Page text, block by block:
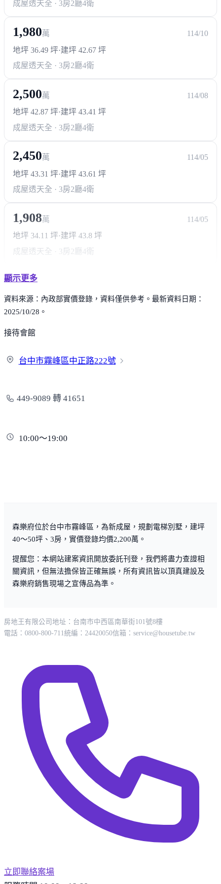
成屋透天全 · 3房2廳4衛
1,980萬
114/10
地坪 36.49 坪·建坪 42.67 坪
成屋透天全 · 3房2廳4衛
2,500萬
114/08
地坪 42.87 坪·建坪 43.41 坪
成屋透天全 · 3房2廳4衛
2,450萬
114/05
地坪 43.31 坪·建坪 43.61 坪
成屋透天全 · 3房2廳4衛
1,908萬
114/05
地坪 34.11 坪·建坪 43.8 坪
成屋透天全 · 3房2廳4衛
顯示更多
資料來源：內政部實價登錄，資料僅供參考。最新資料日期：
2025/10/28。
接待會館
台中市霧峰區中正路222號
449-9089 轉 41651
10:00～19:00
森樂府位於台中市霧峰區，為新成屋，規劃電梯別墅，建坪
40～50坪、3房，實價登錄均價2,200萬。
提醒您：本網站建案資訊開放委託刊登，我們將盡力查證相
關資訊，但無法擔保皆正確無誤，所有資訊皆以頂真建設及
森樂府銷售現場之宣傳品為準。
房地王有限公司 地址：台南市中西區南華街101號8樓
電話：0800-800-711統編：24420050信箱： service@housetube.tw
立即聯絡案場